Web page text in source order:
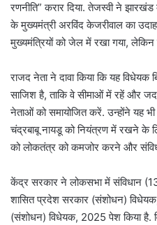
रणनीति” करार दिया. तेजस्वी ने
के मुख्यमंत्री अरविंद केजरीवाल का
मुख्यमंत्रियों को जेल में रखा गया, लेकिन
राजद नेता ने दावा किया कि यह विधेयक
साजिश है, ताकि वे सीमाओं में रहें और
नेताओं को समायोजित करें. उन्होंने यह
चंद्रबाबू नायडू को नियंत्रण में रखने के
को लोकतंत्र को कमजोर करने और
केंद्र सरकार ने लोकसभा में संविधान
शासित प्रदेश सरकार (संशोधन)
(संशोधन) विधेयक, 2025 पेश किया है.